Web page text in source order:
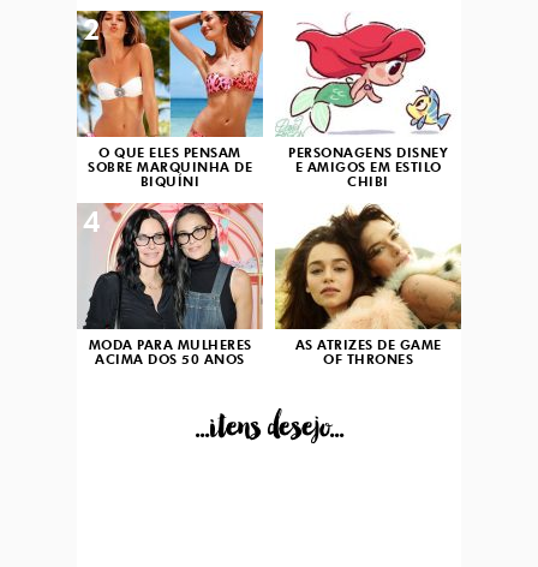
O QUE ELES PENSAM
SOBRE MARQUINHA DE
BIQUÍNI
2
PERSONAGENS DISNEY
E AMIGOS EM ESTILO
CHIBI
3
MODA PARA MULHERES
ACIMA DOS 50 ANOS
4
AS ATRIZES DE GAME
OF THRONES
...itens desejo...